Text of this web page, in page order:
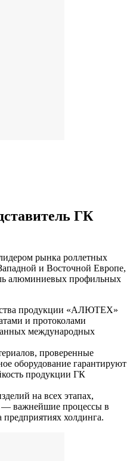
ГК
рынка роллетных
и Восточной Европе,
алюминиевых профильных
продукции «АЛЮТЕХ»
и протоколами
международных
проверенные
оборудование гарантируют
продукции ГК
на всех этапах,
— важнейшие процессы в
холдинга.